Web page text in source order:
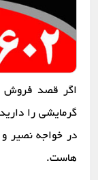
اگر قصد فروش
گرمایشی را
در خواجه نصیر
هاست.